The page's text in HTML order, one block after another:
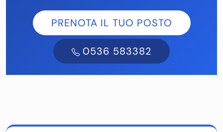
PRENOTA IL TUO POSTO
0536 583382